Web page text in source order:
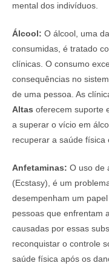
mental dos indivíduos.
Álcool: O álcool, uma
consumidas, é tratado
clínicas. O consumo
consequências no
de uma pessoa. As
Altas oferecem suporte
a superar o vício em
recuperar a saúde física
Anfetaminas: O uso de
(Ecstasy), é um
desempenham um
pessoas que enfrentam
causadas por essas
reconquistar o controle
saúde física após os